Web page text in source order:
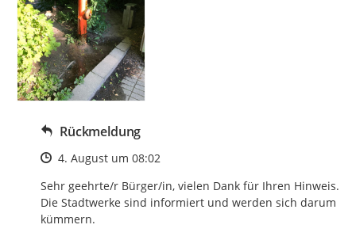
Rückmeldung
Zeitpunkt des Erstellens
4. August um 08:02
Sehr geehrte/r Bürger/in, vielen Dank für Ihren Hinweis.
Die Stadtwerke sind informiert und werden sich darum
kümmern.